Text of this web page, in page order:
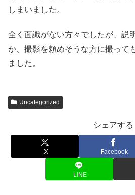
しまいました。
全く面識がない方々でしたが、説
か、撮影を頼めそうな方に撮って
ました。
Uncategorized
シェアする
X Facebook
LINE